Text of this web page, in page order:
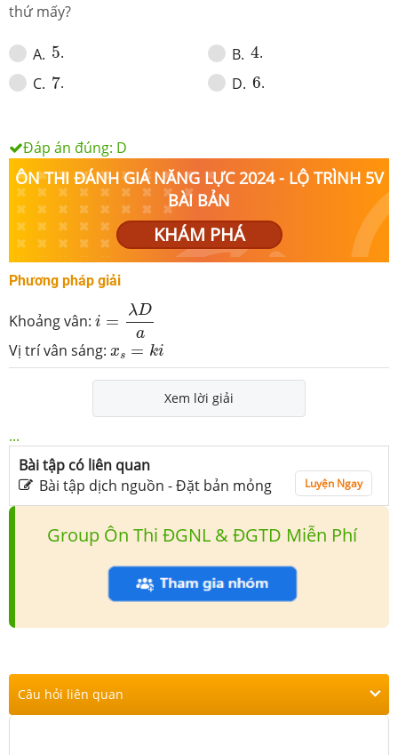
thứ mấy?
A. 5
5. B. 4
4.
C. 7
7. D. 6
6.
Đáp án đúng: D
ÔN THI ĐÁNH GIÁ NĂNG LỰC 2024 - LỘ TRÌNH 5V
BÀI BẢN
KHÁM PHÁ
Phương pháp giải
Khoảng vân: i =
λD
a
a
Vị trí vân sáng: xs = ki
x =k
Xem lời giải
...
Bài tập có liên quan
Bài tập dịch nguồn - Đặt bản mỏng
Luyện Ngay
Group Ôn Thi ĐGNL & ĐGTD Miễn Phí
Câu hỏi liên quan